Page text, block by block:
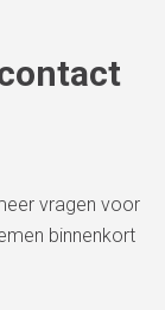
vragen voor
binnenkort